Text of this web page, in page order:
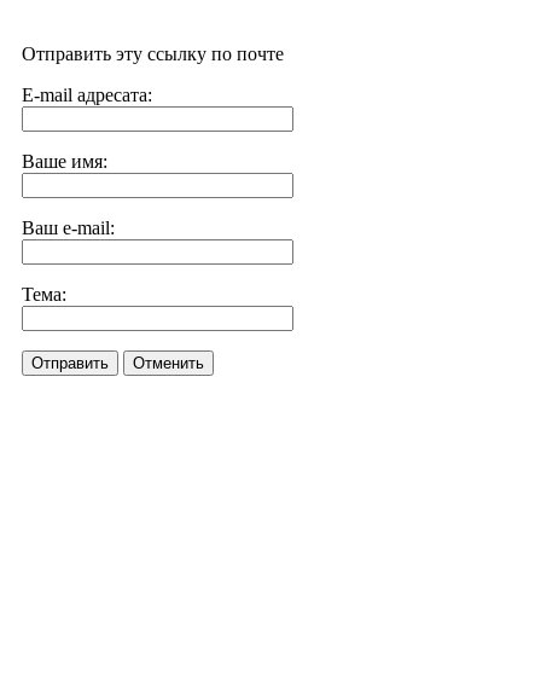
Отправить эту ссылку по почте
E-mail адресата:
Ваше имя:
Ваш e-mail:
Тема:
Отправить Отменить